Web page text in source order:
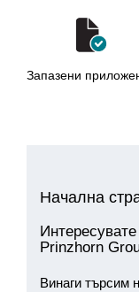
Запазени
Начална
Prinzhorn
Винаги търсим